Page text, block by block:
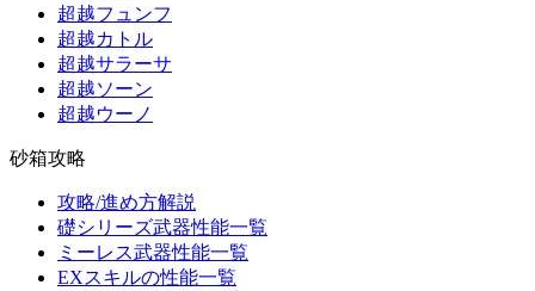
超越フュンフ
超越カトル
超越サラーサ
超越ソーン
超越ウーノ
砂箱攻略
攻略/進め方解説
礎シリーズ武器性能一覧
ミーレス武器性能一覧
EXスキルの性能一覧